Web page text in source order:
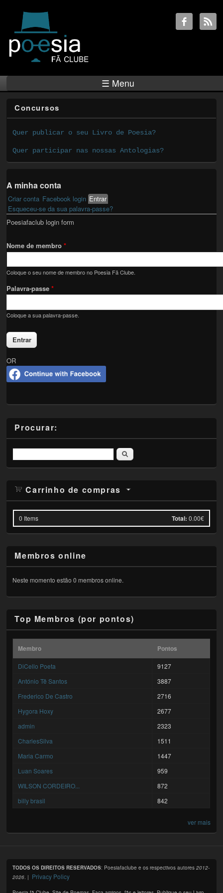
☰ Menu
Concursos
Quer publicar o seu Livro de Poesia?
Quer participar nas nossas Antologias?
A minha conta
Primary tabs
Criar conta Facebook login Entrar(active tab)
Esqueceu-se da sua palavra-passe?
Poesiafaclub login form
Nome de membro*
Coloque o seu nome de membro no Poesia Fã Clube.
Palavra-passe*
Coloque a sua palavra-passe.
OR
Procurar:
Pesquisar
Carrinho de compras
0 Items Total: 0.00€
Membros online
Neste momento estão 0 membros online.
Top Membros (por pontos)
Membro Pontos
DiCello Poeta
9127
António Tê Santos
3887
Frederico De Castro
2716
Hygora Hoxy
2677
admin
2323
CharlesSilva
1511
Maria Carmo
1447
Luan Soares
959
WILSON CORDEIRO...
872
billy brasil
842
ver mais
TODOS OS DIREITOS RESERVADOS: Poesiafaclube e os respectivos autores2012-
2026 . | Privacy Policy